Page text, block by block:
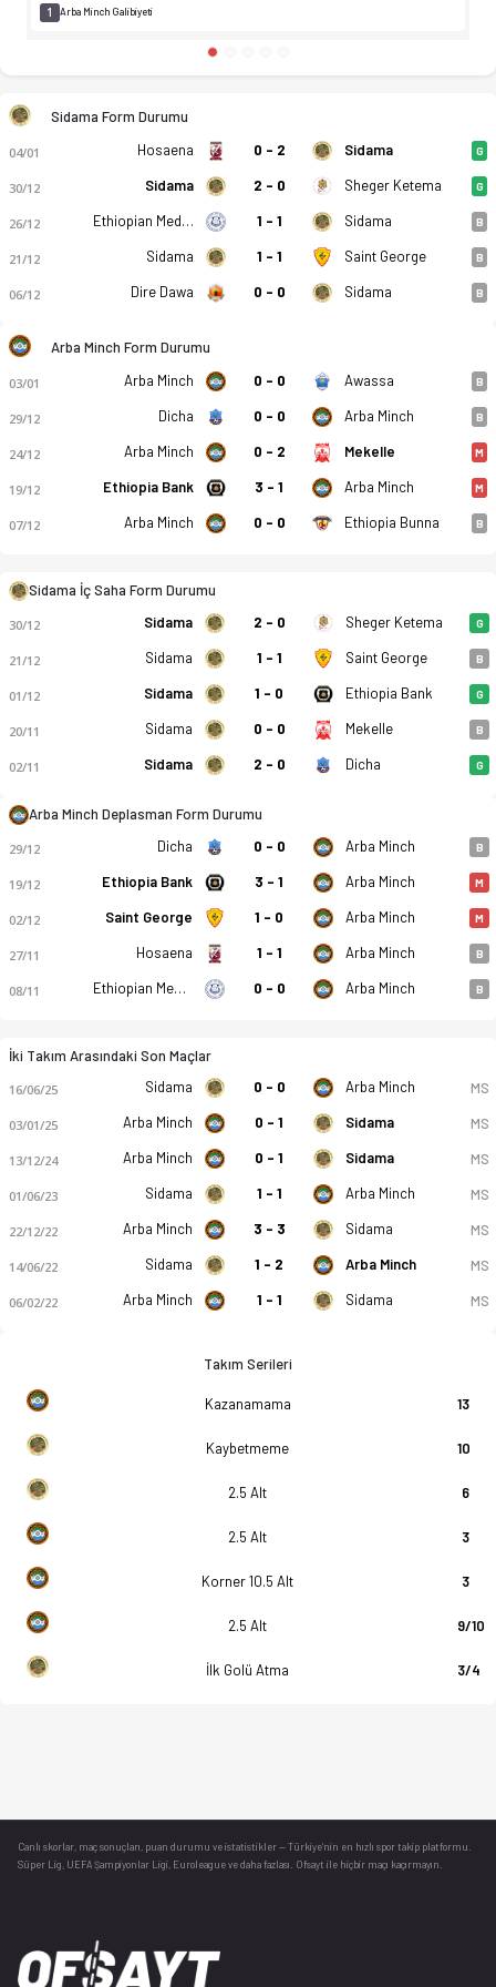
Sidama Coffee FC - Arba Minch Kenema 0-0 bitti. Gol
1 Arba Minch Galibiyeti
Sidama Form Durumu
04/01 Hosaena 0 - 2 Sidama G
30/12 Sidama 2 - 0 Sheger Ketema G
26/12 Ethiopian Medhin 1 - 1 Sidama B
21/12 Sidama 1 - 1 Saint George B
06/12 Dire Dawa 0 - 0 Sidama B
Arba Minch Form Durumu
03/01 Arba Minch 0 - 0 Awassa B
29/12 Dicha 0 - 0 Arba Minch B
24/12 Arba Minch 0 - 2 Mekelle M
19/12 Ethiopia Bank 3 - 1 Arba Minch M
07/12 Arba Minch 0 - 0 Ethiopia Bunna B
Sidama İç Saha Form Durumu
30/12 Sidama 2 - 0 Sheger Ketema G
21/12 Sidama 1 - 1 Saint George B
01/12 Sidama 1 - 0 Ethiopia Bank G
20/11 Sidama 0 - 0 Mekelle B
02/11 Sidama 2 - 0 Dicha G
Arba Minch Deplasman Form Durumu
29/12 Dicha 0 - 0 Arba Minch B
19/12 Ethiopia Bank 3 - 1 Arba Minch M
02/12 Saint George 1 - 0 Arba Minch M
27/11 Hosaena 1 - 1 Arba Minch B
08/11 Ethiopian Medhin 0 - 0 Arba Minch B
İki Takım Arasındaki Son Maçlar
16/06/25 Sidama 0 - 0 Arba Minch MS
03/01/25 Arba Minch 0 - 1 Sidama MS
13/12/24 Arba Minch 0 - 1 Sidama MS
01/06/23 Sidama 1 - 1 Arba Minch MS
22/12/22 Arba Minch 3 - 3 Sidama MS
14/06/22 Sidama 1 - 2 Arba Minch MS
06/02/22 Arba Minch 1 - 1 Sidama MS
Takım Serileri
Kazanamama 13
Kaybetmeme 10
2.5 Alt 6
2.5 Alt 3
Korner 10.5 Alt 3
2.5 Alt 9/10
İlk Golü Atma 3/4
Canlı skorlar , maç sonuçları, puan durumu ve istatistikler — Türkiye’nin en hızlı spor takip platformu.
Süper Lig, UEFA Şampiyonlar Ligi, Euroleague ve daha fazlası. Ofsayt ile hiçbir maçı kaçırmayın.